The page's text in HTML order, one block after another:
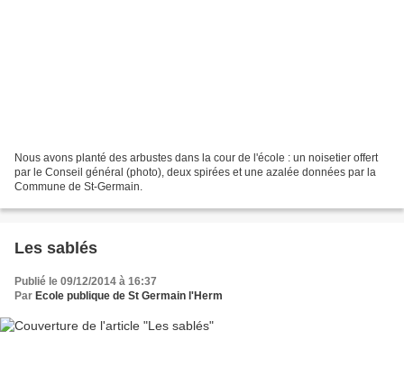
Nous avons planté des arbustes dans la cour de l'école : un noisetier offert
par le Conseil général (photo), deux spirées et une azalée données par la
Commune de St-Germain.
Les sablés
Publié le 09/12/2014 à 16:37
Par Ecole publique de St Germain l'Herm